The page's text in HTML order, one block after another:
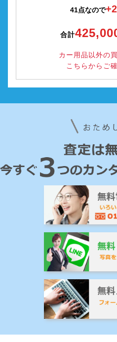
41点なので
合計
カー用品以外の
こちらからご